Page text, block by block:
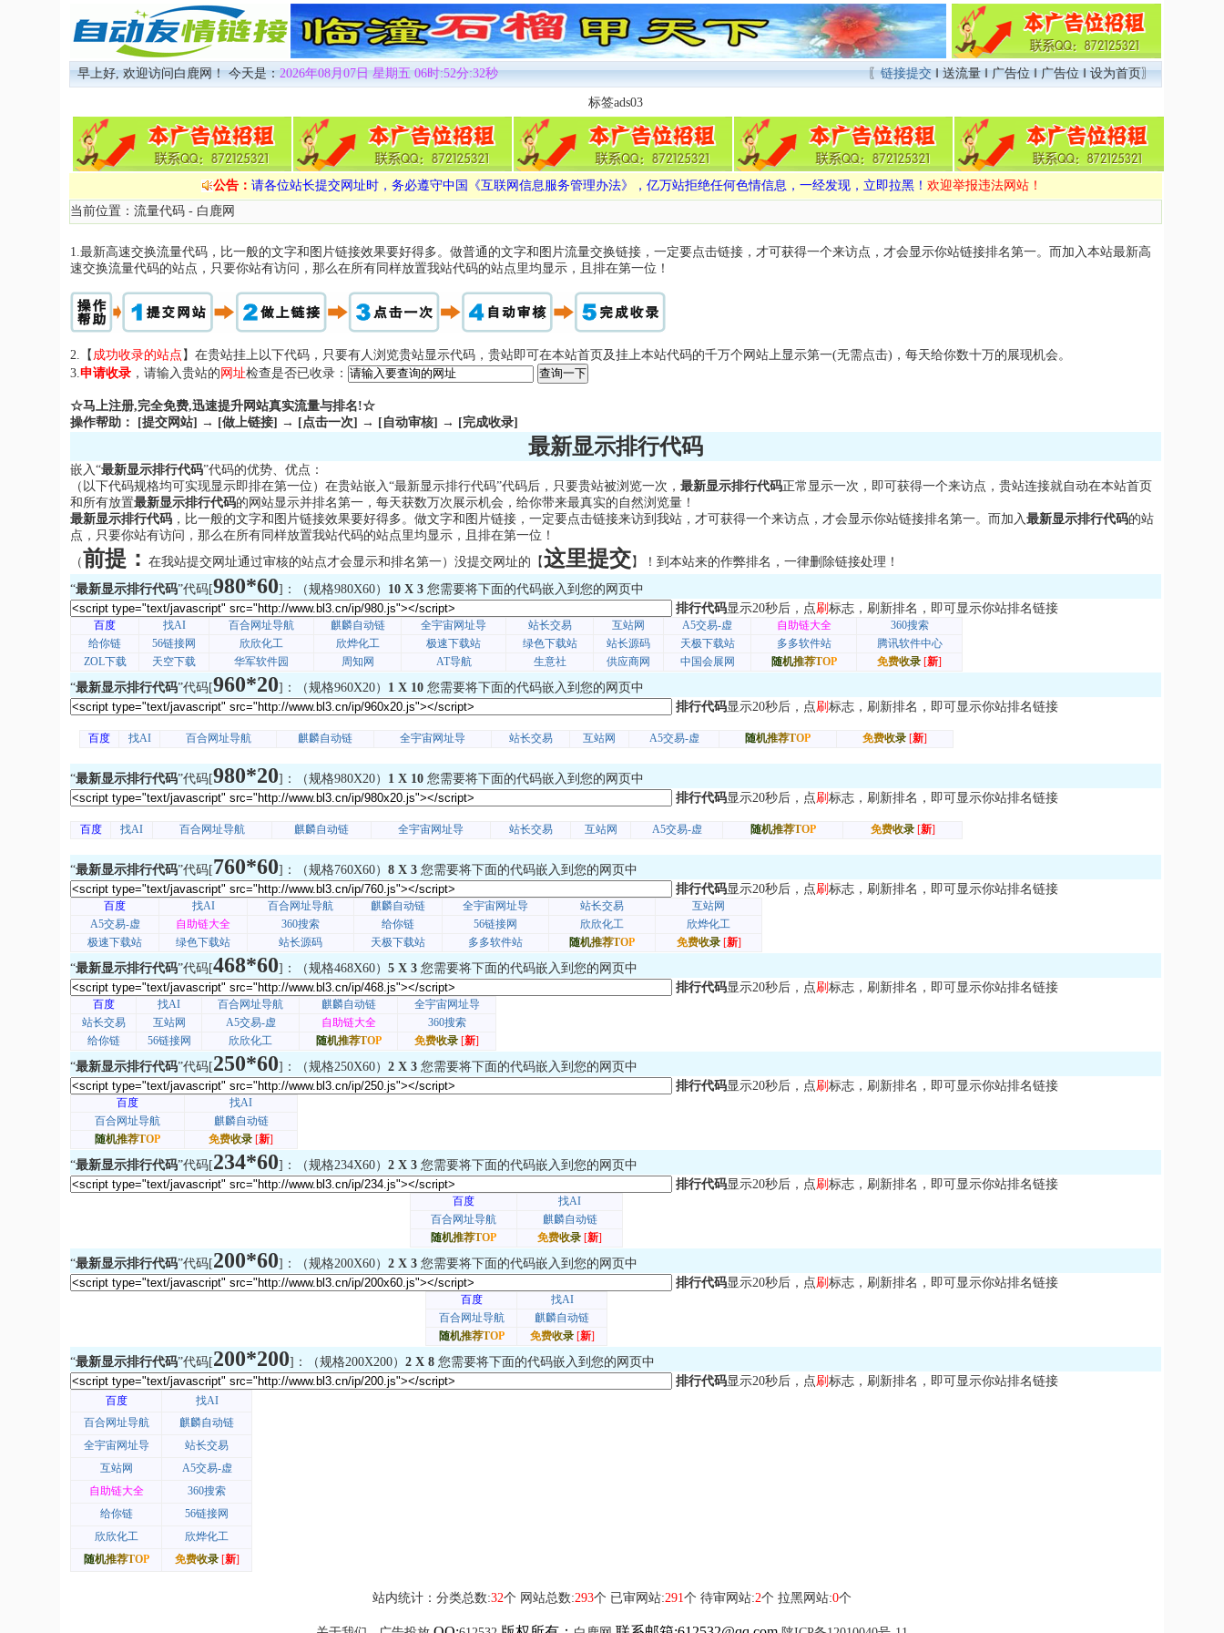
早上好, 欢迎访问白鹿网！ 今天是：2026年08月07日 星期五 06时:52分:32秒 〖链接提交 ‖送流量‖广告位‖广告位‖设为首页〗
标签ads03
公告： 请各位站长提交网址时，务必遵守中国《互联网信息服务管理办法》，亿万站拒绝任何色情信息，一经发现，立即拉黑！ 欢迎举报违法网站！
当前位置： 流量代码 - 白鹿网
1.最新高速交换流量代码，比一般的文字和图片链接效果要好得多。做普通的文字和图片流量交换链接，一定要点击链接，才可获得一个来访点，才会显示你站链接排名第一。而加入本站最新高
速交换流量代码的站点，只要你站有访问，那么在所有同样放置我站代码的站点里均显示，且排在第一位！
2.【 成功收录的站点 】在贵站挂上以下代码，只要有人浏览贵站显示代码，贵站即可在本站首页及挂上本站代码的千万个网站上显示第一(无需点击)，每天给你数十万的展现机会。
3.申请收录 ，请输入贵站的 网址检查是否已收录：
☆马上注册,完全免费,迅速提升网站真实流量与排名!☆
操作帮助： [提交网站] → [做上链接] → [点击一次] → [自动审核] → [完成收录]
最新显示排行代码
嵌入“最新显示排行代码”代码的优势、优点：
（以下代码规格均可实现显示即排在第一位）在贵站嵌入“最新显示排行代码”代码后，只要贵站被浏览一次， 最新显示排行代码正常显示一次，即可获得一个来访点，贵站连接就自动在本站首页
和所有放置最新显示排行代码的网站显示并排名第一，每天获数万次展示机会，给你带来最真实的自然浏览量！
最新显示排行代码 ，比一般的文字和图片链接效果要好得多。做文字和图片链接，一定要点击链接来访到我站，才可获得一个来访点，才会显示你站链接排名第一。而加入最新显示排行代码的站
点，只要你站有访问，那么在所有同样放置我站代码的站点里均显示，且排在第一位！
（前提： 在我站提交网址通过审核的站点才会显示和排名第一）没提交网址的 【这里提交】
！到本站来的作弊排名，一律删除链接处理！
“最新显示排行代码”代码[980*60]：（规格980X60） 10 X 3 您需要将下面的代码嵌入到您的网页中
排行代码显示20秒后，点刷 标志，刷新排名，即可显示你站排名链接
“最新显示排行代码”代码[960*20]：（规格960X20） 1 X 10 您需要将下面的代码嵌入到您的网页中
排行代码显示20秒后，点刷 标志，刷新排名，即可显示你站排名链接
“最新显示排行代码”代码[980*20]：（规格980X20） 1 X 10 您需要将下面的代码嵌入到您的网页中
排行代码显示20秒后，点刷 标志，刷新排名，即可显示你站排名链接
“最新显示排行代码”代码[760*60]：（规格760X60） 8 X 3 您需要将下面的代码嵌入到您的网页中
排行代码显示20秒后，点刷 标志，刷新排名，即可显示你站排名链接
“最新显示排行代码”代码[468*60]：（规格468X60） 5 X 3 您需要将下面的代码嵌入到您的网页中
排行代码显示20秒后，点刷 标志，刷新排名，即可显示你站排名链接
“最新显示排行代码”代码[250*60]：（规格250X60） 2 X 3 您需要将下面的代码嵌入到您的网页中
排行代码显示20秒后，点刷 标志，刷新排名，即可显示你站排名链接
“最新显示排行代码”代码[234*60]：（规格234X60） 2 X 3 您需要将下面的代码嵌入到您的网页中
排行代码显示20秒后，点刷 标志，刷新排名，即可显示你站排名链接
“最新显示排行代码”代码[200*60]：（规格200X60） 2 X 3 您需要将下面的代码嵌入到您的网页中
排行代码显示20秒后，点刷 标志，刷新排名，即可显示你站排名链接
“最新显示排行代码”代码[200*200]：（规格200X200） 2 X 8 您需要将下面的代码嵌入到您的网页中
排行代码显示20秒后，点刷 标志，刷新排名，即可显示你站排名链接
站内统计：分类总数:32个 网站总数:293个 已审网站:291个 待审网站:2个 拉黑网站:0个